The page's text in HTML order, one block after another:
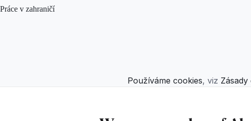
Práce v zahraničí
Používáme cookies, viz